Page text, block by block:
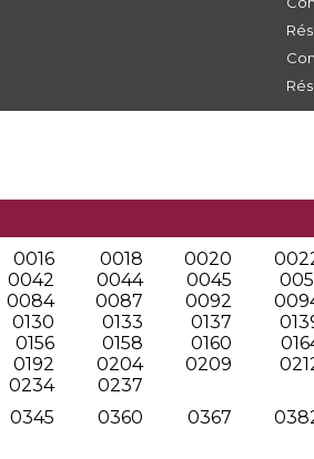
0016 0018 0020
0042 0044 0045
0084 0087 0092
0130 0133 0137
0156 0158 0160
0192 0204 0209
0234
0237
0345 0360 0367